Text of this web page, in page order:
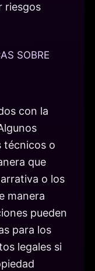
riesgos
SOBRE
con la
técnicos o
que
o los
manera
pueden
para los
legales si